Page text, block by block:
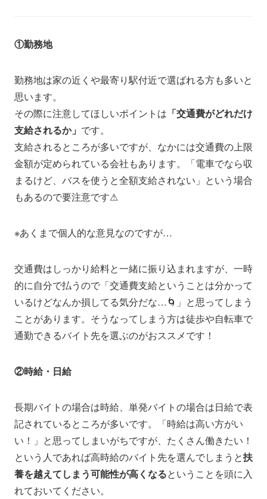
①勤務地
勤務地は家の近くや最寄り駅付近で選ばれる方も多いと
思います。
その際に注意してほしいポイントは 「交通費がどれだけ
支給されるか」 です。
支給されるところが多いですが、なかには交通費の上限
金額が定められている会社もあります。「電車でなら収
まるけど、バスを使うと全額支給されない」という場合
もあるので要注意です⚠
※あくまで個人的な意見なのですが…
交通費はしっかり給料と一緒に振り込まれますが、一時
的に自分で払うので「交通費支給ということは分かって
いるけどなんか損してる気分だな…🌀」と思ってしまう
ことがあります。そうなってしまう方は徒歩や自転車で
通勤できるバイト先を選ぶのがおススメです！
②時給・日給
長期バイトの場合は時給、単発バイトの場合は日給で表
記されているところが多いです。「時給は高い方がい
い！」と思ってしまいがちですが、たくさん働きたい！
という人であれば高時給のバイト先を選んでしまうと扶
養を越えてしまう可能性が高くなるということを頭に入
れておいてください。